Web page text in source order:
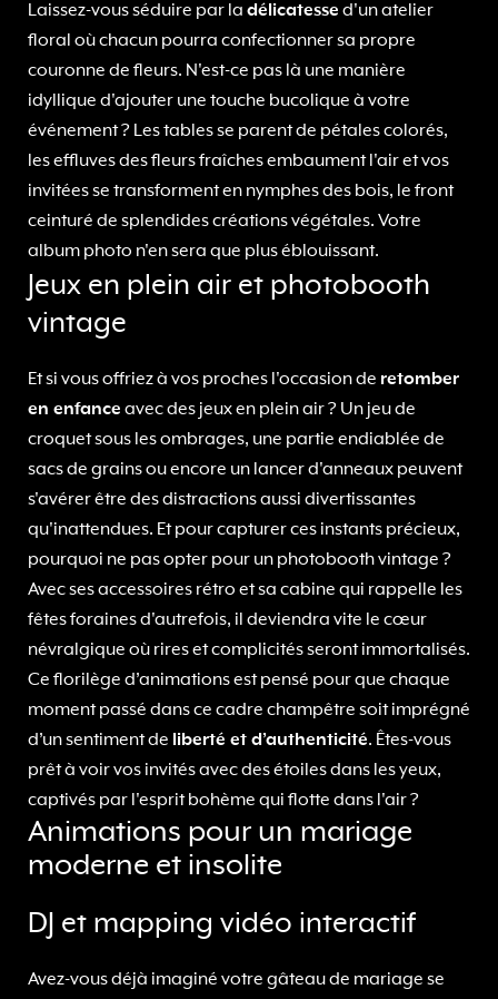
Laissez-vous séduire par la délicatesse d'un atelier
floral où chacun pourra confectionner sa propre
couronne de fleurs. N'est-ce pas là une manière
idyllique d'ajouter une touche bucolique à votre
événement ? Les tables se parent de pétales colorés,
les effluves des fleurs fraîches embaument l'air et vos
invitées se transforment en nymphes des bois, le front
ceinturé de splendides créations végétales. Votre
album photo n'en sera que plus éblouissant.
Jeux en plein air et photobooth
vintage
Et si vous offriez à vos proches l'occasion de retomber
en enfance avec des jeux en plein air ? Un jeu de
croquet sous les ombrages, une partie endiablée de
sacs de grains ou encore un lancer d'anneaux peuvent
s'avérer être des distractions aussi divertissantes
qu'inattendues. Et pour capturer ces instants précieux,
pourquoi ne pas opter pour un photobooth vintage ?
Avec ses accessoires rétro et sa cabine qui rappelle les
fêtes foraines d'autrefois, il deviendra vite le cœur
névralgique où rires et complicités seront immortalisés.
Ce florilège d’animations est pensé pour que chaque
moment passé dans ce cadre champêtre soit imprégné
d’un sentiment de liberté et d’authenticité. Êtes-vous
prêt à voir vos invités avec des étoiles dans les yeux,
captivés par l'esprit bohème qui flotte dans l'air ?
Animations pour un mariage
moderne et insolite
DJ et mapping vidéo interactif
Avez-vous déjà imaginé votre gâteau de mariage se